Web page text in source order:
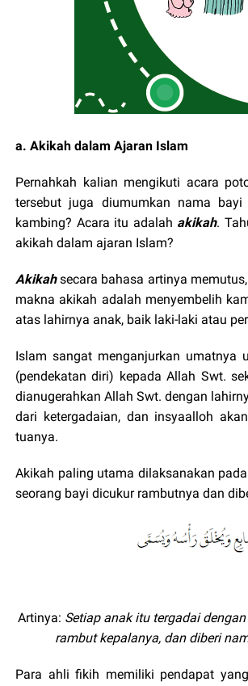
a. Akikah dalam Ajaran Islam
Pernahkah kalian mengikuti acara
tersebut juga diumumkan nama
kambing? Acara itu adalah akikah.
akikah dalam ajaran Islam?
Akikahsecara bahasa artinya
makna akikah adalah menyembelih
atas lahirnya anak, baik laki-laki atau
Islam sangat menganjurkan umatnya
(pendekatan diri) kepada Allah Swt.
dianugerahkan Allah Swt. dengan
dari ketergadaian, dan insyaalloh
tuanya.
Akikah paling utama dilaksanakan
seorang bayi dicukur rambutnya dan
Artinya: Setiap anak itu tergadai
rambut kepalanya, dan diberi
Para ahli fikih memiliki pendapat